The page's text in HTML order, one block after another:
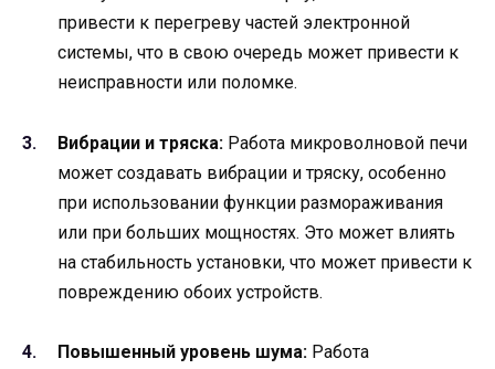
привести к перегреву частей электронной
системы, что в свою очередь может привести к
неисправности или поломке.
Вибрации и тряска: Работа микроволновой печи
может создавать вибрации и тряску, особенно
при использовании функции размораживания
или при больших мощностях. Это может влиять
на стабильность установки, что может привести к
повреждению обоих устройств.
Повышенный уровень шума: Работа